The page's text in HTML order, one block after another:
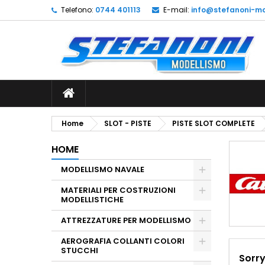
Telefono: 0744 401113 E-mail: info@stefanoni-
Home SLOT - PISTE PISTE SLOT COMPLETE
HOME
MODELLISMO NAVALE
MATERIALI PER COSTRUZIONI
MODELLISTICHE
ATTREZZATURE PER MODELLISMO
AEROGRAFIA COLLANTI COLORI
STUCCHI